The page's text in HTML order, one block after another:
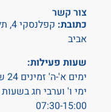
צור קשר
כתובת:
אביב
שעות פעילות:
ימים א'-ה' זמינים 24 שעות
ימי ו' וערבי חג בשעות
07:30-15:00